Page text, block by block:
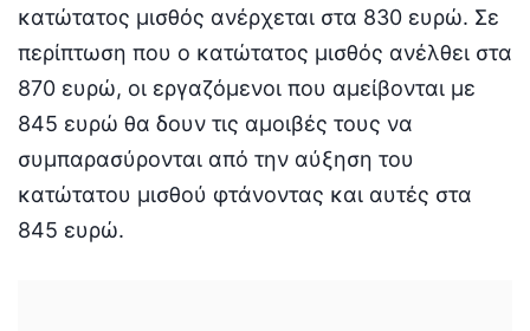
κατώτατος μισθός ανέρχεται στα 830 ευρώ. Σε
περίπτωση που ο κατώτατος μισθός ανέλθει στα
870 ευρώ, οι εργαζόμενοι που αμείβονται με
845 ευρώ θα δουν τις αμοιβές τους να
συμπαρασύρονται από την αύξηση του
κατώτατου μισθού φτάνοντας και αυτές στα
845 ευρώ.